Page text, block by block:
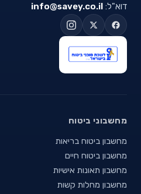
דוא"ל: info@savey.co.il
מחשבוני ביטוח
מחשבון ביטוח בריאות
מחשבון ביטוח חיים
מחשבון תאונות אישיות
מחשבון מחלות קשות